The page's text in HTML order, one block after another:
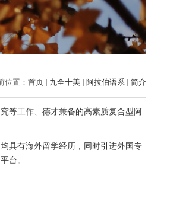
位置： 首页 九全十美 阿拉伯语系 简介
等工作、德才兼备的高素质复合型阿
具有海外留学经历，同时引进外国专
台。